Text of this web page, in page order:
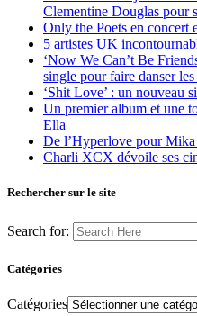
Clementine Douglas pour
Only the Poets en concert
5 artistes UK
‘Now We Can’t Be
single pour faire danser
‘Shit Love’ : un nouveau
Un premier album et une
Ella
De l’Hyperlove pour
Charli XCX dévoile ses
Rechercher sur le site
Search for:
Catégories
Catégories